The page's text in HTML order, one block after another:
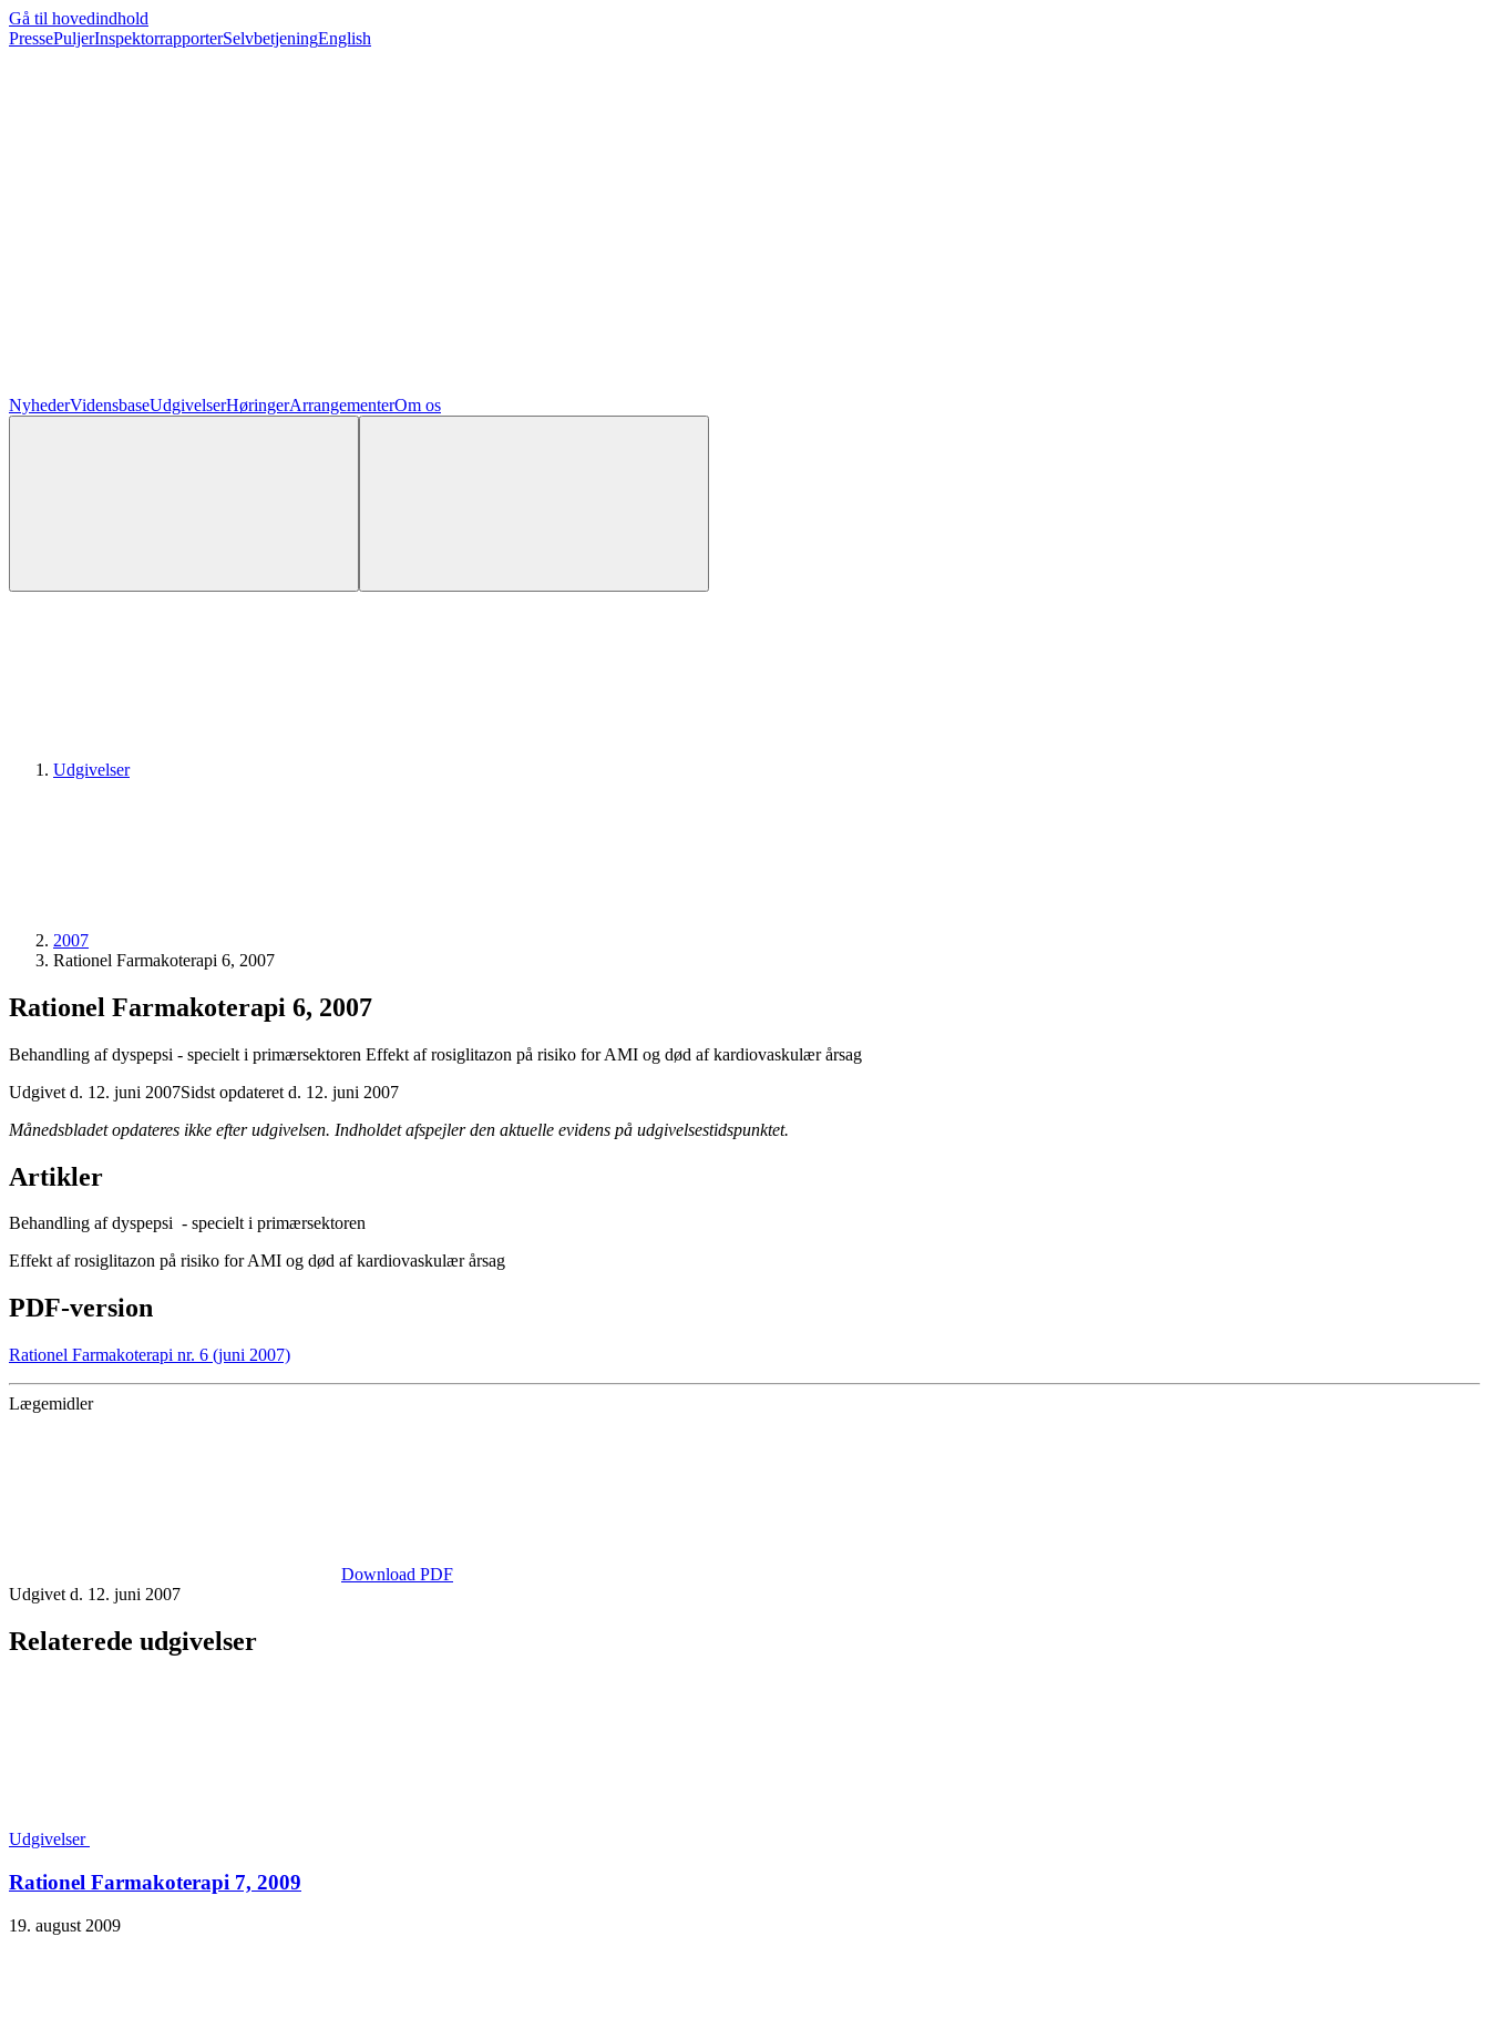
Gå til hovedindhold
PressePuljerInspektorrapporterSelvbetjeningEnglish
NyhederVidensbaseUdgivelserHøringerArrangementerOm os
Udgivelser
2007
Rationel Farmakoterapi 6, 2007
Rationel Farmakoterapi 6, 2007
Behandling af dyspepsi - specielt i primærsektoren Effekt af rosiglitazon på risiko for AMI og død af kardiovaskulær årsag
Udgivet d. 12. juni 2007Sidst opdateret d. 12. juni 2007
Månedsbladet opdateres ikke efter udgivelsen. Indholdet afspejler den aktuelle evidens på udgivelsestidspunktet.
Artikler
Behandling af dyspepsi - specielt i primærsektoren
Effekt af rosiglitazon på risiko for AMI og død af kardiovaskulær årsag
PDF-version
Rationel Farmakoterapi nr. 6 (juni 2007)
Lægemidler
Download PDF
Udgivet d. 12. juni 2007
Relaterede udgivelser
Udgivelser
Rationel Farmakoterapi 7, 2009
19. august 2009